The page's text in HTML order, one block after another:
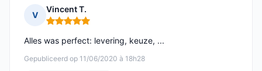
V
Vincent T.
Opmerking: 5 van 5
Gepubliceerd op 11/06/2020 à 18h28
Alles was perfect: levering, keuze, ...